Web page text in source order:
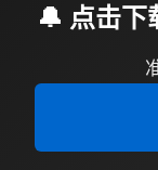
🔔 点击